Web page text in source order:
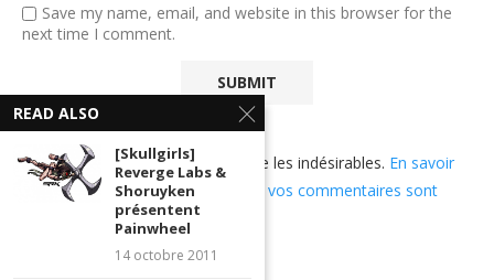
Save my name, email, and website in this browser for the
next time I comment.
Ce site utilise Akismet pour réduire les indésirables. En savoir
plus sur comment les données de vos commentaires sont
READ ALSO
[Skullgirls]
Reverge Labs &
Shoruyken
présentent
Painwheel
14 octobre 2011